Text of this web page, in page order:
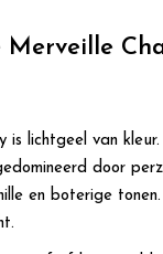
Merveille
is lichtgeel van
door
en boterige